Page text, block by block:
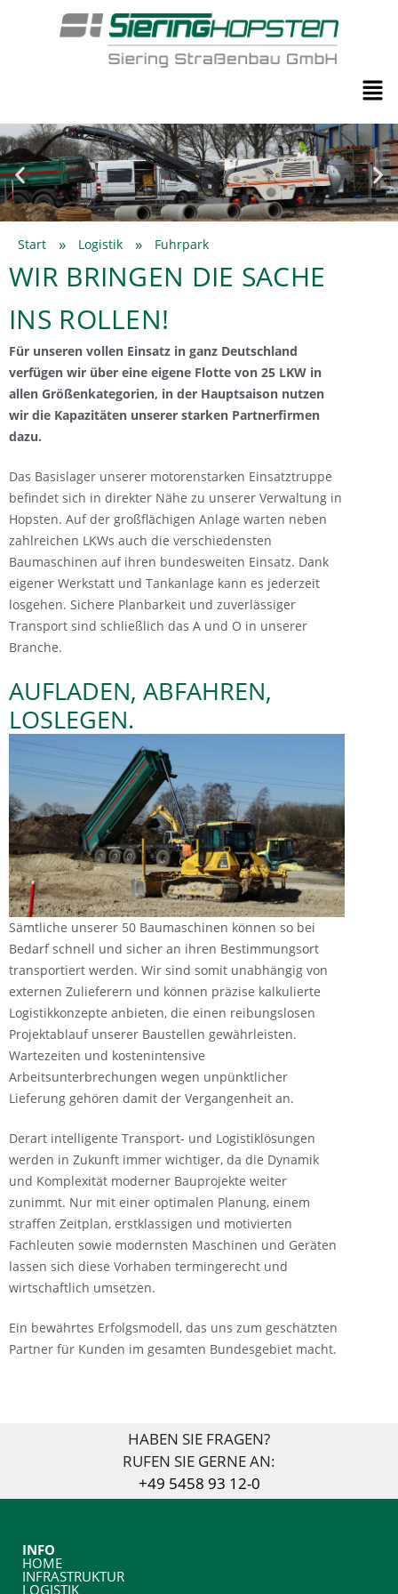
Start » Logistik » Fuhrpark
WIR BRINGEN DIE SACHE
INS ROLLEN!
Für unseren vollen Einsatz in ganz Deutschland
verfügen wir über eine eigene Flotte von 25 LKW in
allen Größenkategorien, in der Hauptsaison nutzen
wir die Kapazitäten unserer starken Partnerfirmen
dazu.
Das Basislager unserer motorenstarken Einsatztruppe
befindet sich in direkter Nähe zu unserer Verwaltung in
Hopsten. Auf der großflächigen Anlage warten neben
zahlreichen LKWs auch die verschiedensten
Baumaschinen auf ihren bundesweiten Einsatz. Dank
eigener Werkstatt und Tankanlage kann es jederzeit
losgehen. Sichere Planbarkeit und zuverlässiger
Transport sind schließlich das A und O in unserer
Branche.
AUFLADEN, ABFAHREN,
LOSLEGEN.
Sämtliche unserer 50 Baumaschinen können so bei
Bedarf schnell und sicher an ihren Bestimmungsort
transportiert werden. Wir sind somit unabhängig von
externen Zulieferern und können präzise kalkulierte
Logistikkonzepte anbieten, die einen reibungslosen
Projektablauf unserer Baustellen gewährleisten.
Wartezeiten und kostenintensive
Arbeitsunterbrechungen wegen unpünktlicher
Lieferung gehören damit der Vergangenheit an.
Derart intelligente Transport- und Logistiklösungen
werden in Zukunft immer wichtiger, da die Dynamik
und Komplexität moderner Bauprojekte weiter
zunimmt. Nur mit einer optimalen Planung, einem
straffen Zeitplan, erstklassigen und motivierten
Fachleuten sowie modernsten Maschinen und Geräten
lassen sich diese Vorhaben termingerecht und
wirtschaftlich umsetzen.
Ein bewährtes Erfolgsmodell, das uns zum geschätzten
Partner für Kunden im gesamten Bundesgebiet macht.
HABEN SIE FRAGEN?
RUFEN SIE GERNE AN:
+49 5458 93 12-0
INFO
HOME
INFRASTRUKTUR
LOGISTIK